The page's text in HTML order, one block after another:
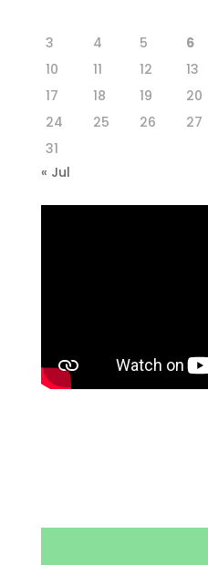
3
4 5 6
10
11 12 13
17
18 19 20
24
25 26 27
31
« Jul